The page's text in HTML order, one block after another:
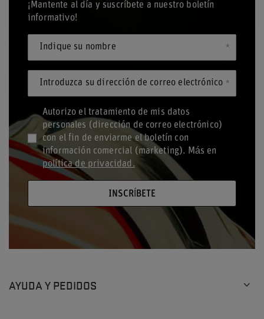
¡Mantente al día y suscríbete a nuestro boletín
informativo!
Indique su nombre
Introduzca su dirección de correo electrónico
Autorizo el tratamiento de mis datos
personales (dirección de correo electrónico)
con el fin de enviarme el boletín con
información comercial (marketing). Más en
política de privacidad.
INSCRÍBETE
AYUDA Y PEDIDOS